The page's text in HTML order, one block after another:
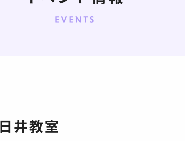
井教室